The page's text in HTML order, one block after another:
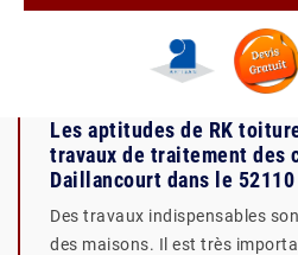
Les aptitudes de RK
travaux de traitement des
Daillancourt dans le 52110
Des travaux indispensables
des maisons. Il est très